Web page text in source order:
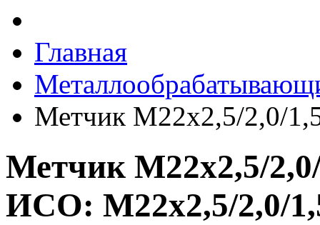
Ивантеевка, подшипники, пневматика, метизы, техника,
Главная
Метчик М22х2,5/2,0/
Метчик М22х2,5/
ИСО: М22х2,5/2,0/